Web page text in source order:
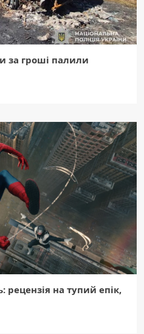
за гроші палили
на тупий епік,